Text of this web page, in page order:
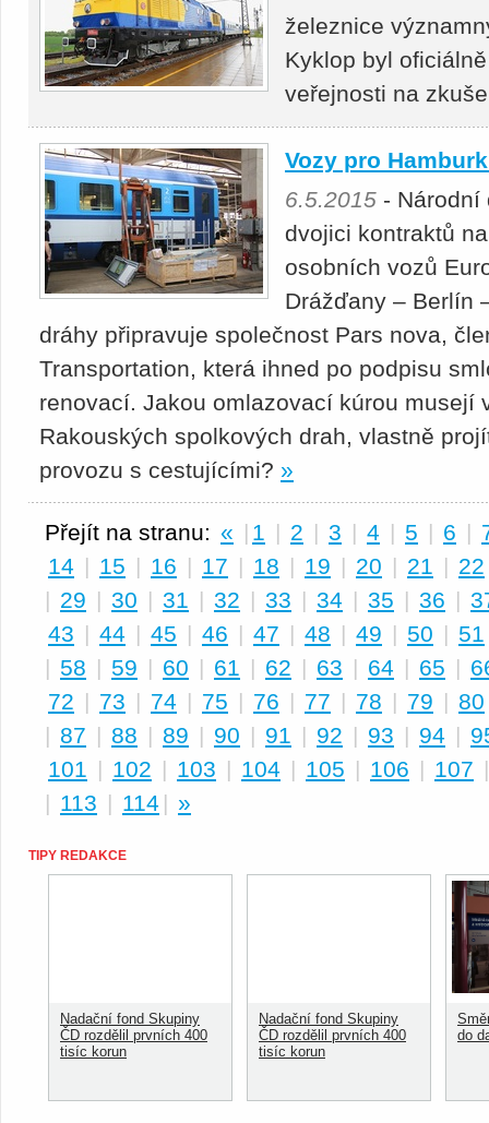
železnice
Kyklop byl
veřejnosti na
Vozy pro
6.5.2015 - Národní
dvojici kontraktů
osobních vozů
Drážďany – Berlín
dráhy připravuje společnost Pars nova,
Transportation, která ihned po podpisu
renovací. Jakou omlazovací kúrou musejí
Rakouských spolkových drah, vlastně
provozu s cestujícími? »
Přejít na stranu: « | 1 | 2 | 3 | 4 | 5 | 6 |
14 | 15 | 16 | 17 | 18 | 19 | 20 | 21 | 22
| 29 | 30 | 31 | 32 | 33 | 34 | 35 | 36 |
43 | 44 | 45 | 46 | 47 | 48 | 49 | 50 | 51
| 58 | 59 | 60 | 61 | 62 | 63 | 64 | 65 |
72 | 73 | 74 | 75 | 76 | 77 | 78 | 79 | 80
| 87 | 88 | 89 | 90 | 91 | 92 | 93 | 94 |
101 | 102 | 103 | 104 | 105 | 106 | 107
| 113 | 114 | »
TIPY REDAKCE
Nadační fond Skupiny
ČD rozdělil prvních 400
tisíc korun
Nadační fond Skupiny
ČD rozdělil prvních 400
tisíc korun
do